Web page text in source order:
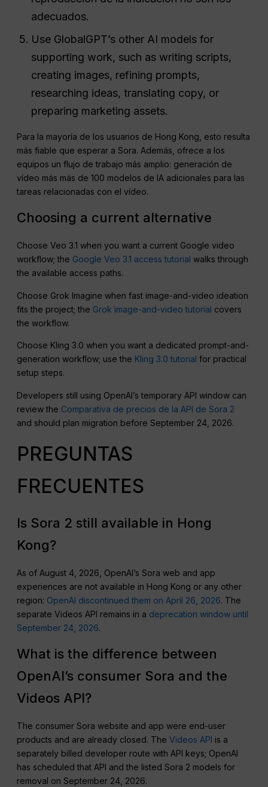
adecuados.
Use GlobalGPT’s other AI models for
supporting work, such as writing scripts,
creating images, refining prompts,
researching ideas, translating copy, or
preparing marketing assets.
Para la mayoría de los usuarios de Hong Kong, esto resulta
más fiable que esperar a Sora. Además, ofrece a los
equipos un flujo de trabajo más amplio: generación de
vídeo más más de 100 modelos de IA adicionales para las
tareas relacionadas con el vídeo.
Choosing a current alternative
Choose Veo 3.1 when you want a current Google video
workflow; the Google Veo 3.1 access tutorial walks through
the available access paths.
Choose Grok Imagine when fast image-and-video ideation
fits the project; the Grok image-and-video tutorial covers
the workflow.
Choose Kling 3.0 when you want a dedicated prompt-and-
generation workflow; use the Kling 3.0 tutorial for practical
setup steps.
Developers still using OpenAI’s temporary API window can
review the Comparativa de precios de la API de Sora 2
and should plan migration before September 24, 2026.
PREGUNTAS
FRECUENTES
Is Sora 2 still available in Hong
Kong?
As of August 4, 2026, OpenAI’s Sora web and app
experiences are not available in Hong Kong or any other
region: OpenAI discontinued them on April 26, 2026. The
separate Videos API remains in a deprecation window until
September 24, 2026.
What is the difference between
OpenAI’s consumer Sora and the
Videos API?
The consumer Sora website and app were end-user
products and are already closed. TheVideos API is a
separately billed developer route with API keys; OpenAI
has scheduled that API and the listed Sora 2 models for
removal on September 24, 2026.